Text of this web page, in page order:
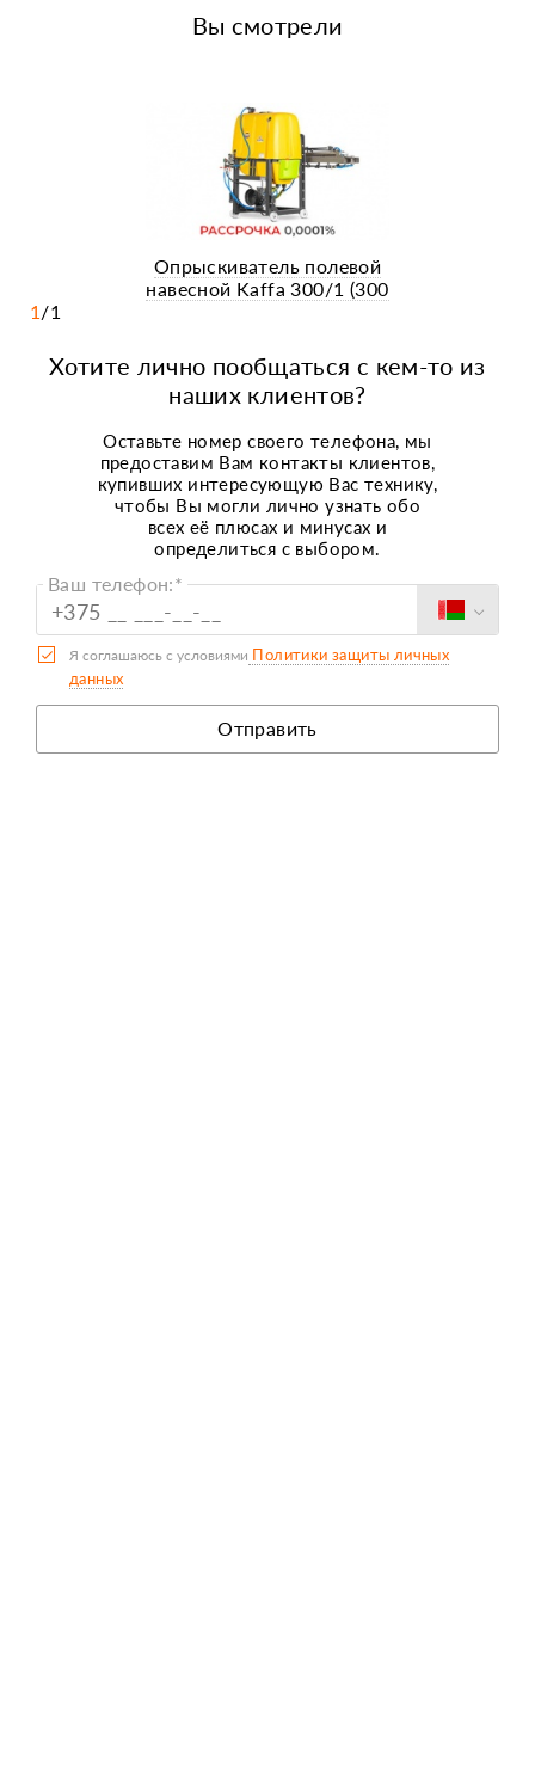
Вы смотрели
Опрыскиватель полевой
навесной Kaffa 300/1 (300
1 /1
Хотите лично пообщаться с кем-то из
наших клиентов?
Оставьте номер своего телефона, мы
предоставим Вам контакты клиентов,
купивших интересующую Вас технику,
чтобы Вы могли лично узнать обо
всех её плюсах и минусах и
определиться с выбором.
Ваш телефон:*
Отправить
Я соглашаюсь с условиями Политики защиты личных
данных